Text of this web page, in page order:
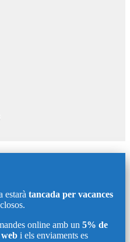
estarà tancada per vacances
online amb un 5% de
i els enviaments es